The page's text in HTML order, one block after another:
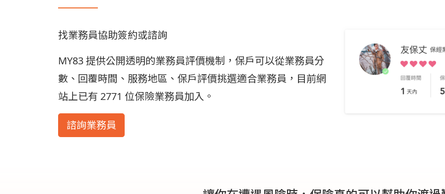
找業務員協助簽約或諮詢
MY83 提供公開透明的業務員評價機制，保戶可以從業務員分
數、回覆時間、服務地區、保戶評價挑選適合業務員，目前網
站上已有 2771 位保險業務員加入。
諮詢業務員